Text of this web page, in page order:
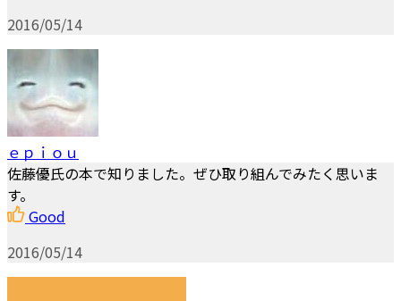
2016/05/14
ｅｐｉｏｕ
佐藤優氏の本で知りました。ぜひ取り組んでみたく思いま
す。
Good
2016/05/14